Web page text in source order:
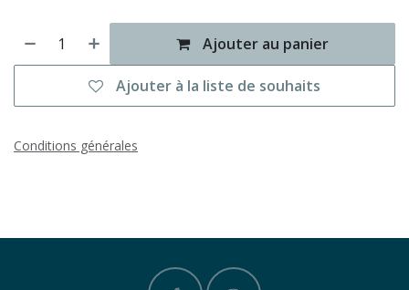
Ajouter au panier
Ajouter à la liste de souhaits
Conditions générales